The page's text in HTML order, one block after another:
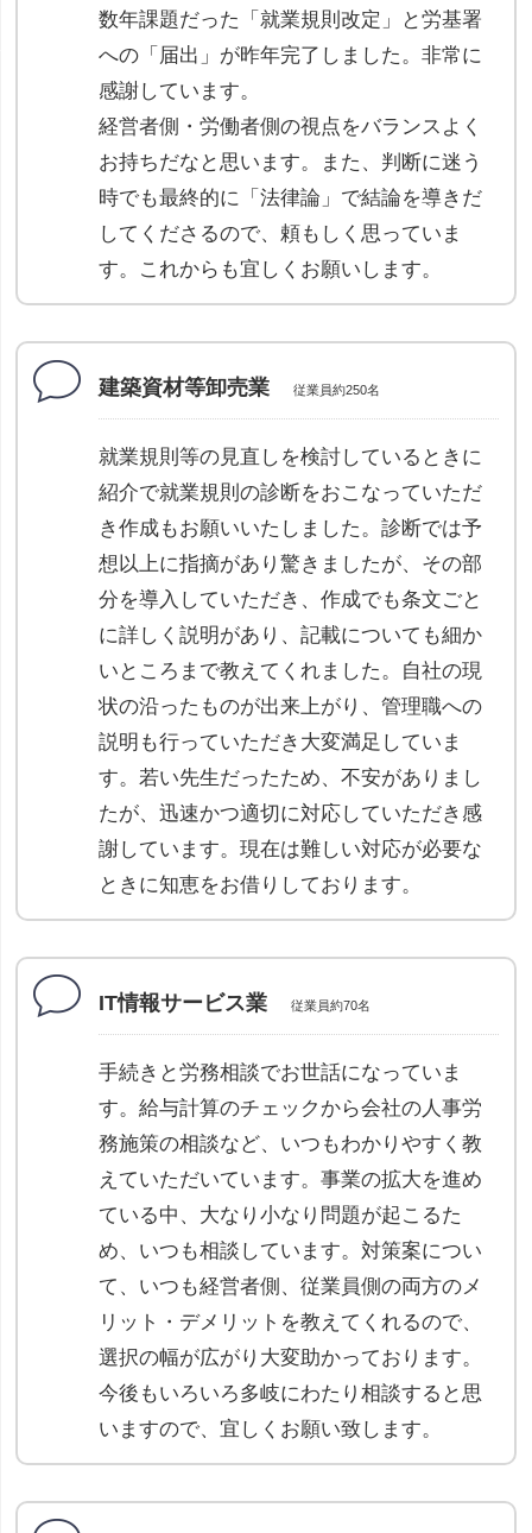
数年課題だった「就業規則改定」と労基署
への「届出」が昨年完了しました。非常に
感謝しています。
経営者側・労働者側の視点をバランスよく
お持ちだなと思います。また、判断に迷う
時でも最終的に「法律論」で結論を導きだ
してくださるので、頼もしく思っていま
す。これからも宜しくお願いします。
建築資材等卸売業 従業員約250名
就業規則等の見直しを検討しているときに
紹介で就業規則の診断をおこなっていただ
き作成もお願いいたしました。診断では予
想以上に指摘があり驚きましたが、その部
分を導入していただき、作成でも条文ごと
に詳しく説明があり、記載についても細か
いところまで教えてくれました。自社の現
状の沿ったものが出来上がり、管理職への
説明も行っていただき大変満足していま
す。若い先生だったため、不安がありまし
たが、迅速かつ適切に対応していただき感
謝しています。現在は難しい対応が必要な
ときに知恵をお借りしております。
IT情報サービス業 従業員約70名
手続きと労務相談でお世話になっていま
す。給与計算のチェックから会社の人事労
務施策の相談など、いつもわかりやすく教
えていただいています。事業の拡大を進め
ている中、大なり小なり問題が起こるた
め、いつも相談しています。対策案につい
て、いつも経営者側、従業員側の両方のメ
リット・デメリットを教えてくれるので、
選択の幅が広がり大変助かっております。
今後もいろいろ多岐にわたり相談すると思
いますので、宜しくお願い致します。